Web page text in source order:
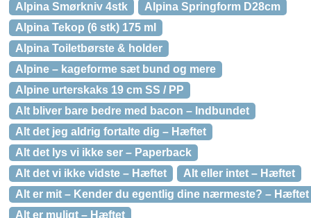
Alpina Smørkniv 4stk
Alpina Springform D28cm
Alpina Tekop (6 stk) 175 ml
Alpina Toiletbørste & holder
Alpine – kageforme sæt bund og mere
Alpine urterskaks 19 cm SS / PP
Alt bliver bare bedre med bacon – Indbundet
Alt det jeg aldrig fortalte dig – Hæftet
Alt det lys vi ikke ser – Paperback
Alt det vi ikke vidste – Hæftet
Alt eller intet – Hæftet
Alt er mit – Kender du egentlig dine nærmeste? – Hæftet
Alt er muligt – Hæftet